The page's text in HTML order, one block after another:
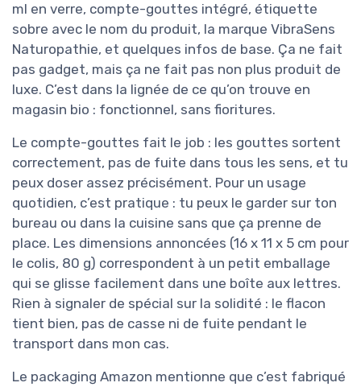
ml en verre, compte-gouttes intégré, étiquette
sobre avec le nom du produit, la marque VibraSens
Naturopathie, et quelques infos de base. Ça ne fait
pas gadget, mais ça ne fait pas non plus produit de
luxe. C’est dans la lignée de ce qu’on trouve en
magasin bio : fonctionnel, sans fioritures.
Le compte-gouttes fait le job : les gouttes sortent
correctement, pas de fuite dans tous les sens, et tu
peux doser assez précisément. Pour un usage
quotidien, c’est pratique : tu peux le garder sur ton
bureau ou dans la cuisine sans que ça prenne de
place. Les dimensions annoncées (16 x 11 x 5 cm pour
le colis, 80 g) correspondent à un petit emballage
qui se glisse facilement dans une boîte aux lettres.
Rien à signaler de spécial sur la solidité : le flacon
tient bien, pas de casse ni de fuite pendant le
transport dans mon cas.
Le packaging Amazon mentionne que c’est fabriqué